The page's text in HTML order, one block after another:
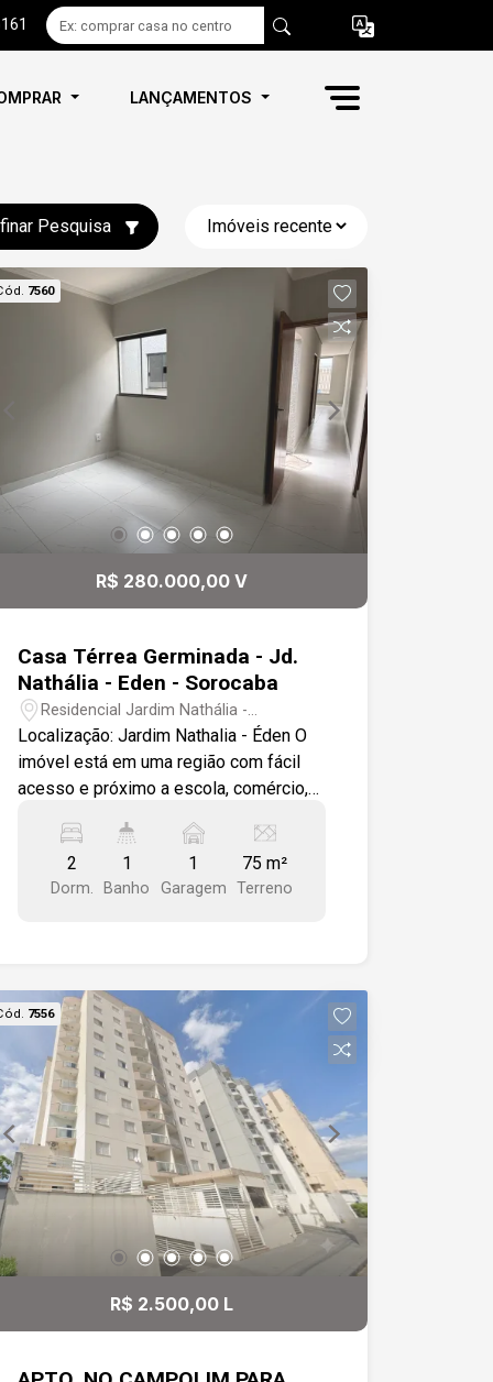
LANÇAMENTOS
Pesquisa
7560
R$ 280.000,00 V
Casa Térrea Germinada - Jd.
Nathália - Eden - Sorocaba
Residencial Jardim Nathália -
Sorocaba/SP
Localização: Jardim Nathalia - Éden O
imóvel está em uma região com fácil
acesso e próximo a escola, comércio,
essenciais, proporcionando mais
comodidade para o dia a dia.
Características do imóvel: 2 dormitórios
descoberta Ideal para quem procura um
imóvel prático, aconchegante e bem
localizado, perfeito para morar ou
investir.
2
Dorm.
1
Banho
1
Garagem
75 m²
Terreno
7556
R$ 2.500,00 L